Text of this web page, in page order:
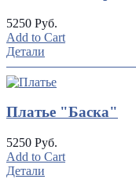
5250 Руб.
Add to Cart
Детали
Платье "Баска"
5250 Руб.
Add to Cart
Детали